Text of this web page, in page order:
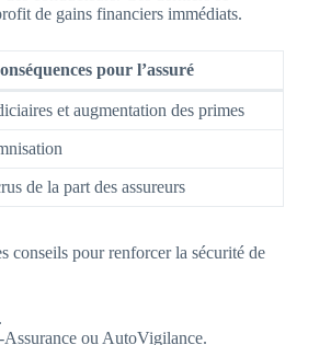
de gains financiers immédiats.
pour l’assuré
et augmentation des primes
de la part des assureurs
conseils pour renforcer la sécurité de
ou AutoVigilance.